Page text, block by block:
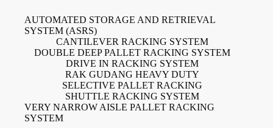
AUTOMATED STORAGE AND RETRIEVAL
SYSTEM (ASRS)
CANTILEVER RACKING SYSTEM
DOUBLE DEEP PALLET RACKING SYSTEM
DRIVE IN RACKING SYSTEM
RAK GUDANG HEAVY DUTY
SELECTIVE PALLET RACKING
SHUTTLE RACKING SYSTEM
VERY NARROW AISLE PALLET RACKING
SYSTEM